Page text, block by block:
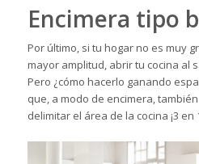
Encimera tipo
Por último, si tu hogar no es muy
mayor amplitud, abrir tu cocina al
Pero ¿cómo hacerlo ganando
que, a modo de encimera,
delimitar el área de la cocina ¡3 en